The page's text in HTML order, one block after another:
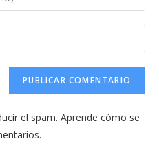
el spam. Aprende cómo se